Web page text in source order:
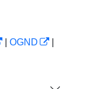
OGND